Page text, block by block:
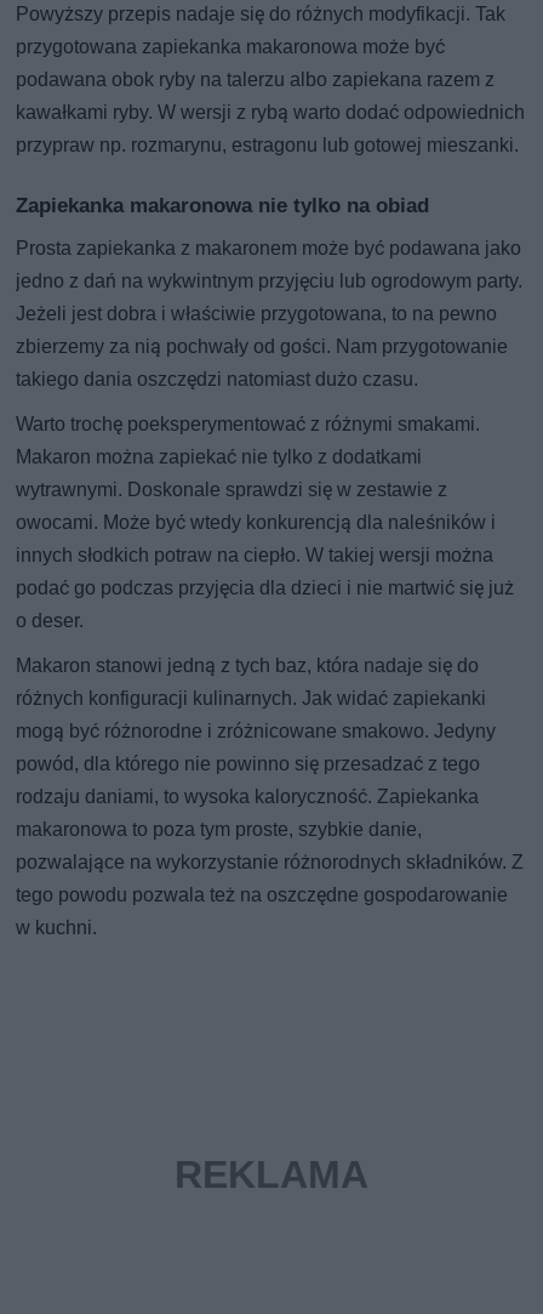
Powyższy przepis nadaje się do różnych modyfikacji. Tak
przygotowana zapiekanka makaronowa może być
podawana obok ryby na talerzu albo zapiekana razem z
kawałkami ryby. W wersji z rybą warto dodać odpowiednich
przypraw np. rozmarynu, estragonu lub gotowej mieszanki.
Zapiekanka makaronowa nie tylko na obiad
Prosta zapiekanka z makaronem może być podawana jako
jedno z dań na wykwintnym przyjęciu lub ogrodowym party.
Jeżeli jest dobra i właściwie przygotowana, to na pewno
zbierzemy za nią pochwały od gości. Nam przygotowanie
takiego dania oszczędzi natomiast dużo czasu.
Warto trochę poeksperymentować z różnymi smakami.
Makaron można zapiekać nie tylko z dodatkami
wytrawnymi. Doskonale sprawdzi się w zestawie z
owocami. Może być wtedy konkurencją dla naleśników i
innych słodkich potraw na ciepło. W takiej wersji można
podać go podczas przyjęcia dla dzieci i nie martwić się już
o deser.
Makaron stanowi jedną z tych baz, która nadaje się do
różnych konfiguracji kulinarnych. Jak widać zapiekanki
mogą być różnorodne i zróżnicowane smakowo. Jedyny
powód, dla którego nie powinno się przesadzać z tego
rodzaju daniami, to wysoka kaloryczność. Zapiekanka
makaronowa to poza tym proste, szybkie danie,
pozwalające na wykorzystanie różnorodnych składników. Z
tego powodu pozwala też na oszczędne gospodarowanie
w kuchni.